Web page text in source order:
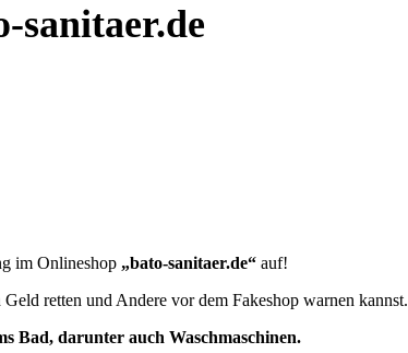
sanitaer.de
im Onlineshop „bato-sanitaer.de“ auf!
retten und Andere vor dem Fakeshop warnen kannst.
Bad, darunter auch Waschmaschinen.